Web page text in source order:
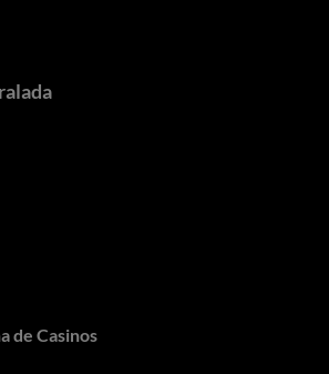
de Casinos